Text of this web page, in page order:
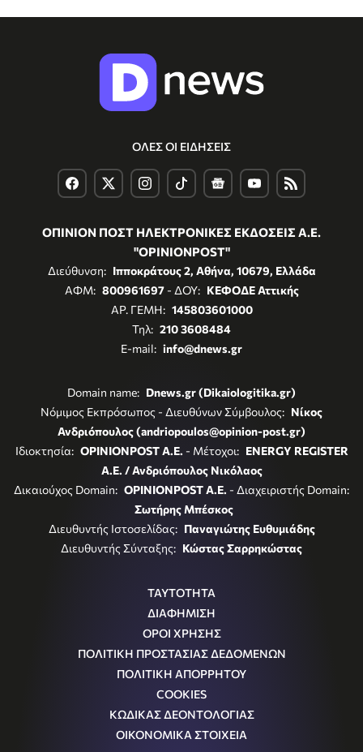
ΟΛΕΣ ΟΙ ΕΙΔΗΣΕΙΣ
ΟΠΙΝΙΟΝ ΠΟΣΤ ΗΛΕΚΤΡΟΝΙΚΕΣ ΕΚΔΟΣΕΙΣ Α.Ε.
"OPINIONPOST"
Διεύθυνση: Ιπποκράτους 2, Αθήνα, 10679, Ελλάδα
ΑΦΜ: 800961697- ΔΟΥ: ΚΕΦΟΔΕ Αττικής
ΑΡ. ΓΕΜΗ: 145803601000
Τηλ: 210 3608484
E-mail: info@dnews.gr
Domain name: Dnews.gr (Dikaiologitika.gr)
Νόμιμος Εκπρόσωπος - Διευθύνων Σύμβουλος: Νίκος
Ανδριόπουλος (andriopoulos@opinion-post.gr)
Ιδιοκτησία: OPINIONPOST A.E. - Μέτοχοι: ENERGY REGISTER
Α.Ε. / Ανδριόπουλος Νικόλαος
Δικαιούχος Domain: OPINIONPOST A.E. - Διαχειριστής Domain:
Σωτήρης Μπέσκος
Διευθυντής Ιστοσελίδας: Παναγιώτης Ευθυμιάδης
Διευθυντής Σύνταξης: Κώστας Σαρρηκώστας
ΤΑΥΤΟΤΗΤΑ
ΔΙΑΦΗΜΙΣΗ
ΟΡΟΙ ΧΡΗΣΗΣ
ΠΟΛΙΤΙΚΗ ΠΡΟΣΤΑΣΙΑΣ ΔΕΔΟΜΕΝΩΝ
ΠΟΛΙΤΙΚΗ ΑΠΟΡΡΗΤΟΥ
COOKIES
ΚΩΔΙΚΑΣ ΔΕΟΝΤΟΛΟΓΙΑΣ
ΟΙΚΟΝΟΜΙΚΑ ΣΤΟΙΧΕΙΑ